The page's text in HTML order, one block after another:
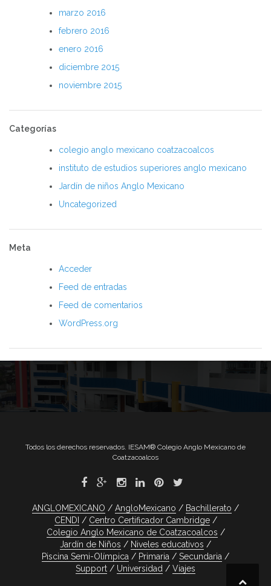
marzo 2016
febrero 2016
enero 2016
diciembre 2015
noviembre 2015
Categorías
colegio anglo mexicano coatzacoalcos
instituto de estudios superiores anglo mexicano
Jardín de niños Anglo Mexicano
Uncategorized
Meta
Acceder
Feed de entradas
Feed de comentarios
WordPress.org
Todos los derechos reservados. IESAM® Colegio Anglo Mexicano de
Coatzacoalcos
ANGLOMEXICANO AngloMexicano
Bachillerato
CENDI
Centro Certificador Cambridge
Colegio Anglo Mexicano de Coatzacoalcos
Jardín de Niños
Niveles educativos
Piscina Semi-Olímpica
Primaria
Secundaria
Support
Universidad Viajes